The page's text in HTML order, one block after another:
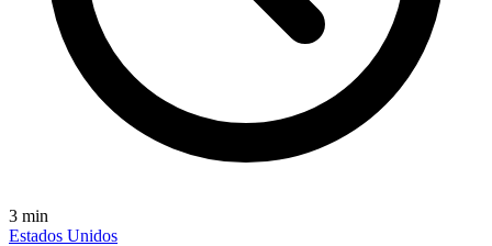
3 min
Estados Unidos